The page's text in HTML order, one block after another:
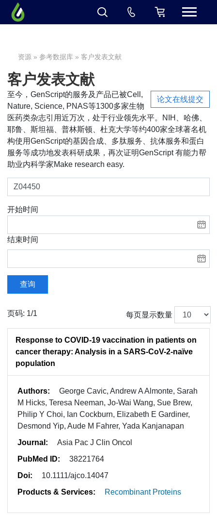
资源 »参考数据库 » 客户发表文献
客户发表文献
论文在线提交
至今，GenScript的服务及产品已被Cell,
Nature, Science, PNAS等1300多家生物
医药类杂志引用近万次，处于行业领先水平。NIH、哈佛、
耶鲁、斯坦福、普林斯顿、杜克大学等约400家全球著名机
构使用GenScript的基因合成、多肽服务、抗体服务和蛋白
服务等成功地发表科研成果，再次证明GenScript 有能力帮
助业内科学家Make research easy.
开始时间
结束时间
查询
页码: 1/1 每页显示数量
Response to COVID-19 vaccination in patients on
cancer therapy: Analysis in a SARS-CoV-2-naïve
population
Authors:
George Cavic, Andrew A Almonte, Sarah
M Hicks, Teresa Neeman, Jo-Wai Wang, Sue Brew,
Philip Y Choi, Ian Cockburn, Elizabeth E Gardiner,
Desmond Yip, Aude M Fahrer, Yada Kanjanapan
Journal:
Asia Pac J Clin Oncol
PubMed ID:
38221764
Doi:
10.1111/ajco.14047
Products & Services:
Recombinant Proteins